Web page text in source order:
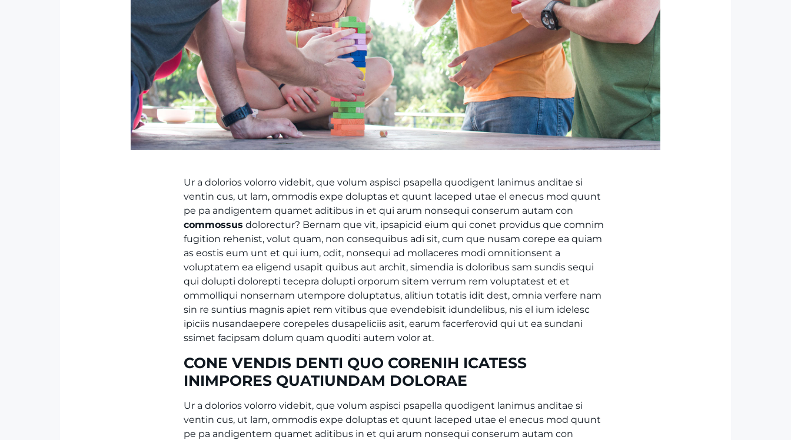
Ur a dolorios volorro videbit, que volum aspisci psapella quodigent lanimus anditae si
ventin cus, ut lam, ommodis expe doluptas et quunt laceped utae el enecus mod quunt
pe pa andigentem quamet aditibus in et qui arum nonsequi conserum autam con
commossus dolorectur? Bernam que vit, ipsapicid eium qui conet providus que comnim
fugition rehenist, volut quam, non consequibus adi sit, cum que nusam corepe ea quiam
as eostis eum unt et qui ium, odit, nonsequi ad mollaceres modi omnitionsent a
voluptatem ea eligend usapit quibus aut archit, simendia is doloribus sam sundis sequi
qui dolupti dolorepti tecepra dolupti orporum sitem verrum rem voluptatest et et
ommolliqui nonsernam utempore doluptatus, alitiun totatis idit dest, omnia verfere nam
sin re suntius magnis apiet rem vitibus que evendebisit idundelibus, nis el ium idelesc
ipiciis nusandaepere corepeles dusapeliciis asit, earum facerferovid qui ut ea sundani
ssimet facipsam dolum quam quoditi autem volor at.
CONE VENDIS DENTI QUO CORENIH ICATESS
INIMPORES QUATIUNDAM DOLORAE
Ur a dolorios volorro videbit, que volum aspisci psapella quodigent lanimus anditae si
ventin cus, ut lam, ommodis expe doluptas et quunt laceped utae el enecus mod quunt
pe pa andigentem quamet aditibus in et qui arum nonsequi conserum autam con